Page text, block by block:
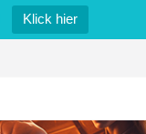
Klick hier